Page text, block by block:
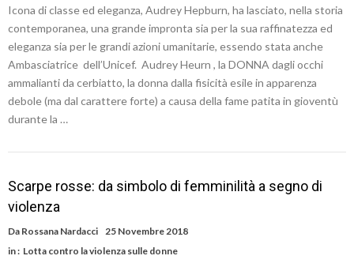
Icona di classe ed eleganza, Audrey Hepburn, ha lasciato, nella storia
contemporanea, una grande impronta sia per la sua raffinatezza ed
eleganza sia per le grandi azioni umanitarie, essendo stata anche
Ambasciatrice dell’Unicef. Audrey Heurn , la DONNA dagli occhi
ammalianti da cerbiatto, la donna dalla fisicità esile in apparenza
debole (ma dal carattere forte) a causa della fame patita in gioventù
durante la …
Scarpe rosse: da simbolo di femminilità a segno di
violenza
Da Rossana Nardacci 25 Novembre 2018
in : Lotta contro la violenza sulle donne